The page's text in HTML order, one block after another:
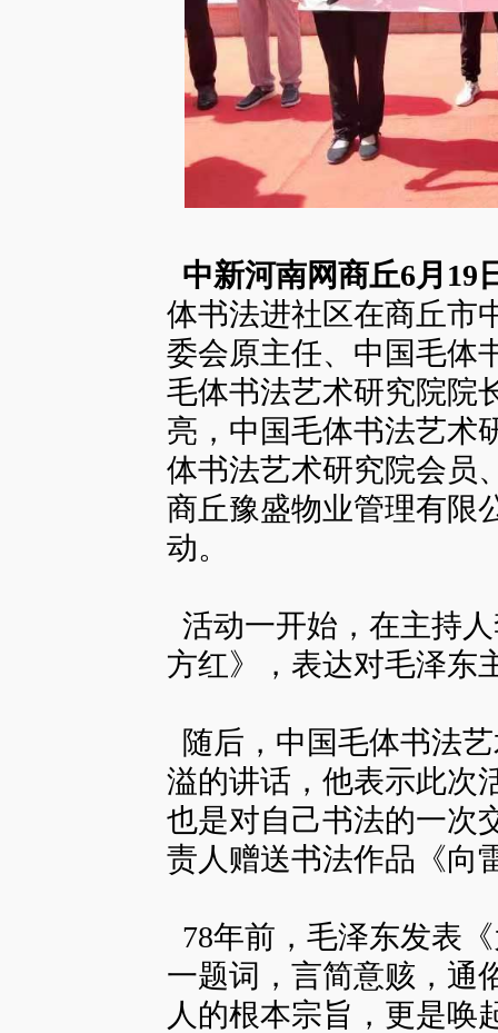
中新河南网商丘6月19
体书法进社区在商丘市
委会原主任、中国毛体
毛体书法艺术研究院院
亮，中国毛体书法艺术
体书法艺术研究院会员
商丘豫盛物业管理有限
动。
活动一开始，在主持
方红》，表达对毛泽东
随后，中国毛体书法
溢的讲话，他表示此次
也是对自己书法的一次
责人赠送书法作品《向
78年前，毛泽东发表
一题词，言简意赅，通
人的根本宗旨，更是唤